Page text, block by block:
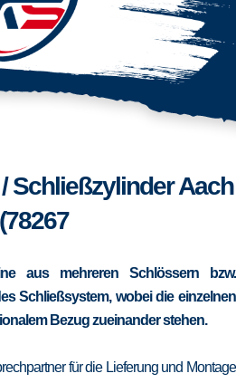
Schließzylinder Aach
(78267
aus mehreren Schlössern bzw.
Schließsystem, wobei die einzelnen
Bezug zueinander stehen.
für die Lieferung und Montage